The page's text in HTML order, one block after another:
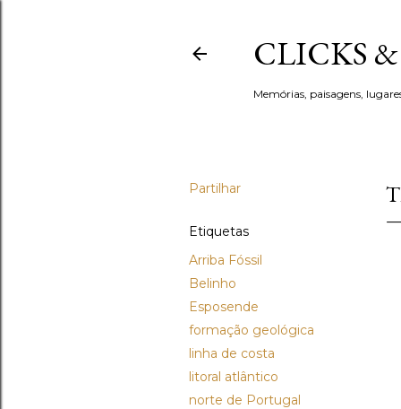
CLICKS
Memórias, paisagens,
Partilhar
Etiquetas
Arriba Fóssil
Belinho
Esposende
formação geológica
linha de costa
litoral atlântico
norte de Portugal